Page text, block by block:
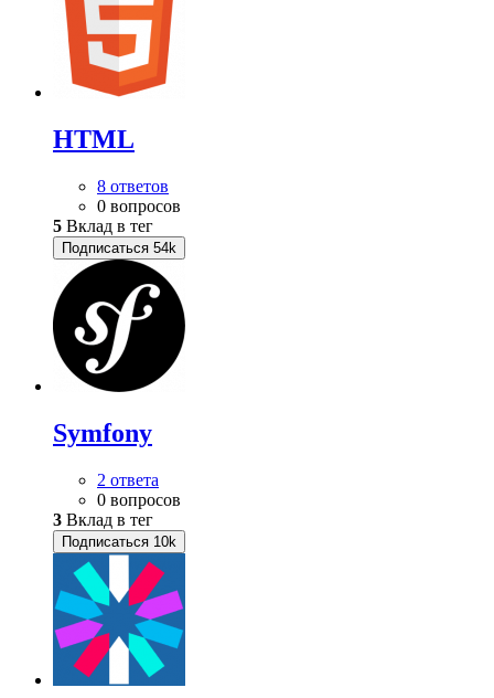
HTML
8 ответов
0 вопросов
5 Вклад в тег
Подписаться 54k
Symfony
2 ответа
0 вопросов
3 Вклад в тег
Подписаться 10k